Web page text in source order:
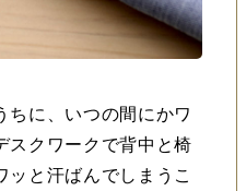
ちに、いつの間にかワ
スクワークで背中と椅
ッと汗ばんでしまうこ